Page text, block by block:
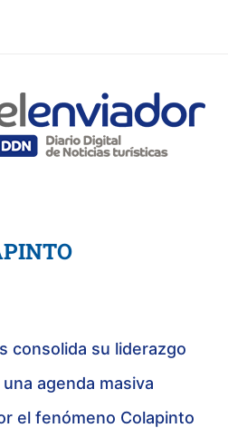
consolida su liderazgo
agenda masiva
el fenómeno Colapinto